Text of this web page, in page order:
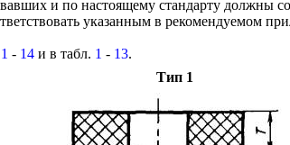
и по настоящему стандарту должны
указанным в рекомендуемом
1 - 14и в табл. 1 - 13.
Тип1